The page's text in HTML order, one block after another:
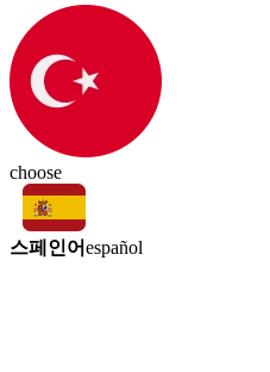
choose
스페인어español